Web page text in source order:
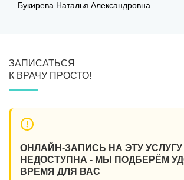
Букирева Наталья Александровна
ЗАПИСАТЬСЯ
К ВРАЧУ ПРОСТО!
ОНЛАЙН-ЗАПИСЬ НА ЭТУ УСЛУГУ
НЕДОСТУПНА - МЫ ПОДБЕРЁМ
ВРЕМЯ ДЛЯ ВАС